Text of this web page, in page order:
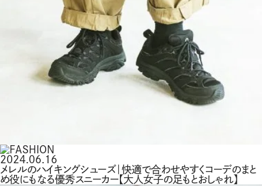
2024.06.16
メレルのハイキングシューズ｜快適で合わせやすくコーデのまと
め役にもなる優秀スニーカー【大人女子の足もとおしゃれ】